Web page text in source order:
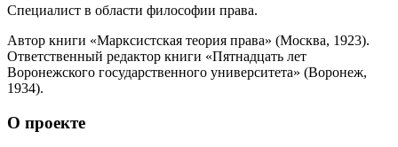
Специалист в области философии права.
Автор книги «Марксистская теория права» (Москва, 1923).
Ответственный редактор книги «Пятнадцать лет
Воронежского государственного университета» (Воронеж,
1934).
О проекте